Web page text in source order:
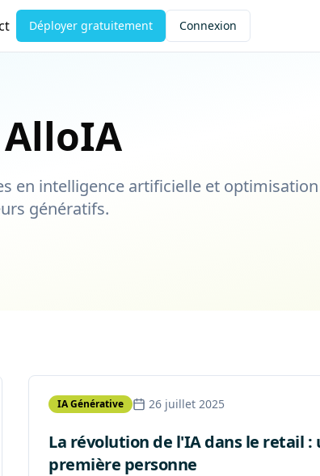
Déployer gratuitement Connexion
en intelligence artificielle et optimisation
génératifs.
IA Générative 26 juillet 2025
La révolution de l'IA dans le retail :
première personne